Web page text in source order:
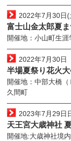
2022年7月30
富士山金太郎夏ま
開催地：小山町生
2022年7月30
半場夏祭り花火
開催地：中部大橋
久間町
2023年7月29日
天王宮大歳神社
開催地:大歳神社境